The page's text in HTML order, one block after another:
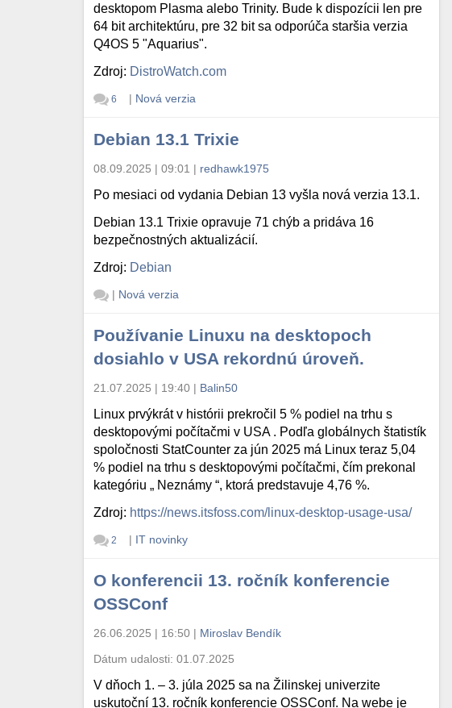
desktopom Plasma alebo Trinity. Bude k dispozícii len pre
64 bit architektúru, pre 32 bit sa odporúča staršia verzia
Q4OS 5 "Aquarius".
Zdroj: DistroWatch.com
6 | Nová verzia
Debian 13.1 Trixie
08.09.2025 | 09:01 | redhawk1975
Po mesiaci od vydania Debian 13 vyšla nová verzia 13.1.
Debian 13.1 Trixie opravuje 71 chýb a pridáva 16
bezpečnostných aktualizácií.
Zdroj: Debian
| Nová verzia
Používanie Linuxu na desktopoch
dosiahlo v USA rekordnú úroveň.
21.07.2025 | 19:40 | Balin50
Linux prvýkrát v histórii prekročil 5 % podiel na trhu s
desktopovými počítačmi v USA . Podľa globálnych štatistík
spoločnosti StatCounter za jún 2025 má Linux teraz 5,04
% podiel na trhu s desktopovými počítačmi, čím prekonal
kategóriu „ Neznámy “, ktorá predstavuje 4,76 %.
Zdroj: https://news.itsfoss.com/linux-desktop-usage-usa/
2 | IT novinky
O konferencii 13. ročník konferencie
OSSConf
26.06.2025 | 16:50 | Miroslav Bendík
Dátum udalosti:01.07.2025
V dňoch 1. – 3. júla 2025 sa na Žilinskej univerzite
uskutoční 13. ročník konferencie OSSConf. Na webe je